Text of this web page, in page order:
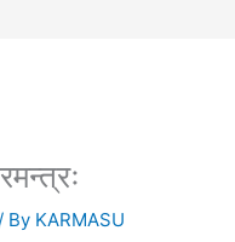
/ By KARMASU